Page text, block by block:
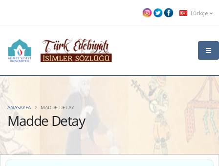
Türkçe
Madde Detay
ANASAYFA MADDE DETAY